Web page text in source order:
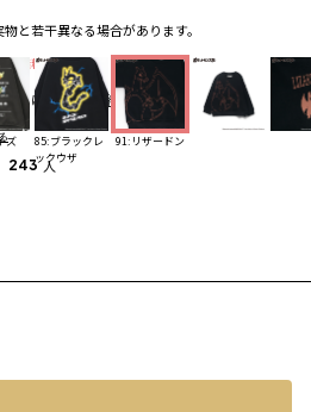
と若干異なる場合があります。
ズ
85:ブラックレ
ックウザ
91:リザードン
送料無料
詳細
業日にて出荷 詳細
243 人